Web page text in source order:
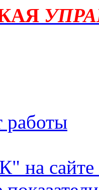
работы
на